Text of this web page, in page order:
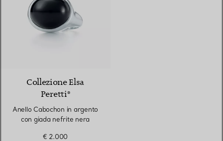
Collezione Elsa
Peretti®
Anello Cabochon in argento
con giada nefrite nera
€ 2.000